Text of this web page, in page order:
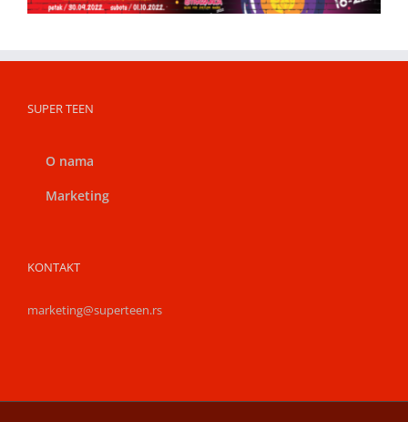
SUPER TEEN
O nama
Marketing
KONTAKT
marketing@superteen.rs